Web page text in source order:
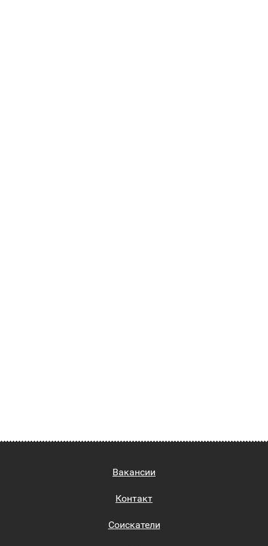
Вакансии
Контакт
Соискатели